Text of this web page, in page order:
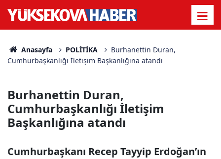
Anasayfa POLİTİKA
Burhanettin Duran,
Cumhurbaşkanlığı İletişim Başkanlığına atandı
Burhanettin Duran,
Cumhurbaşkanlığı İletişim
Başkanlığına atandı
Cumhurbaşkanı Recep Tayyip Erdoğan’ın